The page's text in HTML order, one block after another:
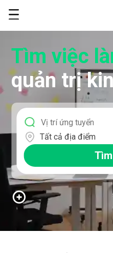
Tìm việc
quản trị
Tất cả địa điểm